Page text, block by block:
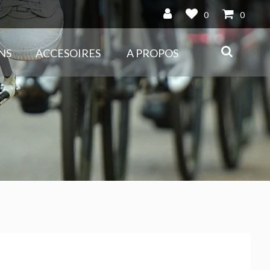
0 0
ACCESOIRES A PROPOS